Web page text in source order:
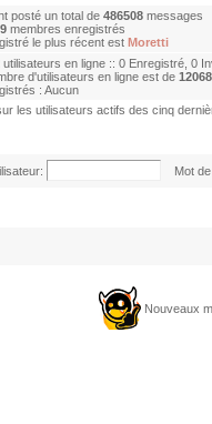
posté un total de 486508 messages
membres enregistrés
le plus récent est Moretti
utilisateurs en ligne :: 0 Enregistré, 0
d'utilisateurs en ligne est de 12068
: Aucun
les utilisateurs actifs des cinq
Mot
Nouveaux